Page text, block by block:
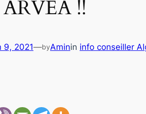
!!
9, 2021—byAminin info conseiller